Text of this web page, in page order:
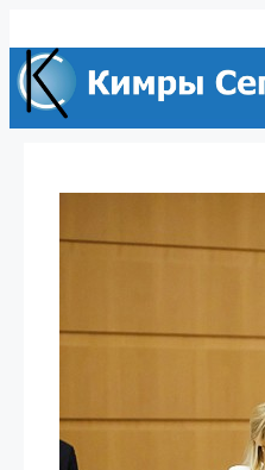
к
содержимому